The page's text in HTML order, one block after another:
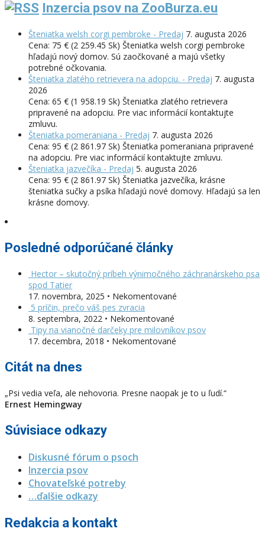
Inzercia psov na ZooBurza.eu
Šteniatka welsh corgi pembroke - Predaj 7. augusta 2026
Cena: 75 € (2 259.45 Sk) Šteniatka welsh corgi pembroke
hľadajú nový domov. Sú zaočkované a majú všetky
potrebné očkovania.
Šteniatka zlatého retrievera na adopciu. - Predaj 7. augusta
2026
Cena: 65 € (1 958.19 Sk) Šteniatka zlatého retrievera
pripravené na adopciu. Pre viac informácií kontaktujte
zmluvu.
Šteniatka pomeraniana - Predaj 7. augusta 2026
Cena: 95 € (2 861.97 Sk) Šteniatka pomeraniana pripravené
na adopciu. Pre viac informácií kontaktujte zmluvu.
Šteniatka jazvečíka - Predaj 5. augusta 2026
Cena: 95 € (2 861.97 Sk) Šteniatka jazvečíka, krásne
šteniatka sučky a psíka hľadajú nové domovy. Hľadajú sa len
krásne domovy.
Posledné odporúčané články
Hector – skutočný príbeh výnimočného záchranárskeho psa
spod Tatier
17. novembra, 2025 • Nekomentované
5 príčin, prečo váš pes zvracia
8. septembra, 2022 • Nekomentované
Tipy na vianočné darčeky pre milovníkov psov
17. decembra, 2018 • Nekomentované
Citát na dnes
„Psi vedia veľa, ale nehovoria. Presne naopak je to u ľudí.“
Ernest Hemingway
Súvisiace odkazy
Diskusné fórum o psoch
Inzercia psov
Chovateľské potreby
…ďalšie odkazy
Redakcia a kontakt